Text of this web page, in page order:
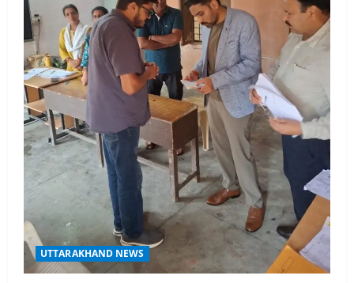
o
n
UTTARAKHAND NEWS